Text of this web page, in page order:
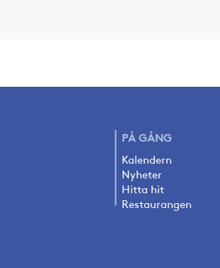
PÅGÅNG
Kalendern
Nyheter
Hitta hit
Restaurangen